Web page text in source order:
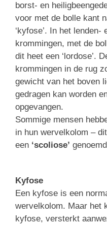
borst- en
voor met de bolle kant
‘kyfose’. In het
krommingen, met de
dit heet een ‘lordose’.
krommingen in de rug
gewicht van het boven
gedragen kan worden
opgevangen.
Sommige mensen
in hun wervelkolom –
een ‘scoliose’
Kyfose
Een kyfose is een
wervelkolom. Maar het
kyfose, versterkt